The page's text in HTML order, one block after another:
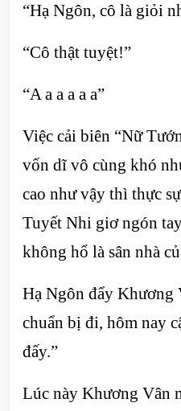
“Hạ Ngôn, cô là giỏi
“Cô thật tuyệt!”
“A a a a a a”
Việc cải biên “Nữ
vốn dĩ vô cùng khó
cao như vậy thì thực
Tuyết Nhi giơ ngón
không hổ là sân nhà
Hạ Ngôn đẩy Khương
chuẩn bị đi, hôm nay
đấy.”
Lúc này Khương Vân